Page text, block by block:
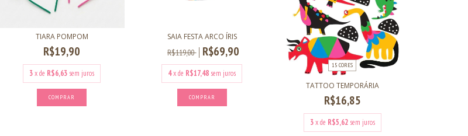
TIARA POMPOM
R$19,90
3x de R$6,63 sem juros
COMPRAR
SAIA FESTA ARCO ÍRIS
R$119,00 R$69,90
4x de R$17,48 sem juros
COMPRAR
15 CORES
TATTOO TEMPORÁRIA
R$16,85
3 x de R$5,62 sem juros